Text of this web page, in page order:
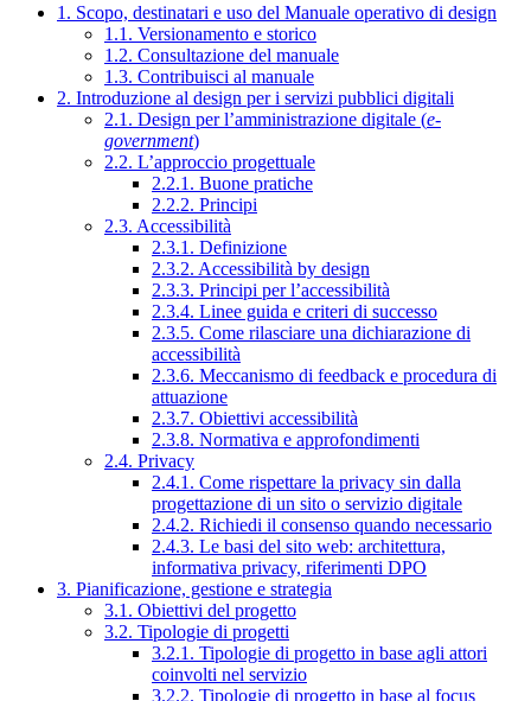
1. Scopo, destinatari e uso del Manuale operativo di design
1.1. Versionamento e storico
1.2. Consultazione del manuale
1.3. Contribuisci al manuale
2. Introduzione al design per i servizi pubblici digitali
2.1. Design per l’amministrazione digitale (e-
government)
2.2. L’approccio progettuale
2.2.1. Buone pratiche
2.2.2. Principi
2.3. Accessibilità
2.3.1. Definizione
2.3.2. Accessibilità by design
2.3.3. Principi per l’accessibilità
2.3.4. Linee guida e criteri di successo
2.3.5. Come rilasciare una dichiarazione di
accessibilità
2.3.6. Meccanismo di feedback e procedura di
attuazione
2.3.7. Obiettivi accessibilità
2.3.8. Normativa e approfondimenti
2.4. Privacy
2.4.1. Come rispettare la privacy sin dalla
progettazione di un sito o servizio digitale
2.4.2. Richiedi il consenso quando necessario
2.4.3. Le basi del sito web: architettura,
informativa privacy, riferimenti DPO
3. Pianificazione, gestione e strategia
3.1. Obiettivi del progetto
3.2. Tipologie di progetti
3.2.1. Tipologie di progetto in base agli attori
coinvolti nel servizio
3.2.2. Tipologie di progetto in base al focus